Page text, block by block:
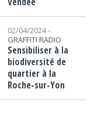
02/04/2024 -
GRAFFITI RADIO
Sensibiliser à la
biodiversité de
quartier à la
Roche-sur-Yon